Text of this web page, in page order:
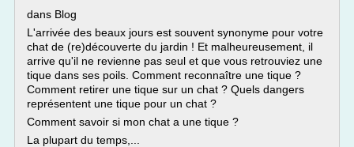
dans Blog
L'arrivée des beaux jours est souvent synonyme pour votre
chat de (re)découverte du jardin ! Et malheureusement, il
arrive qu'il ne revienne pas seul et que vous retrouviez une
tique dans ses poils. Comment reconnaître une tique ?
Comment retirer une tique sur un chat ? Quels dangers
représentent une tique pour un chat ?
Comment savoir si mon chat a une tique ?
La plupart du temps,...